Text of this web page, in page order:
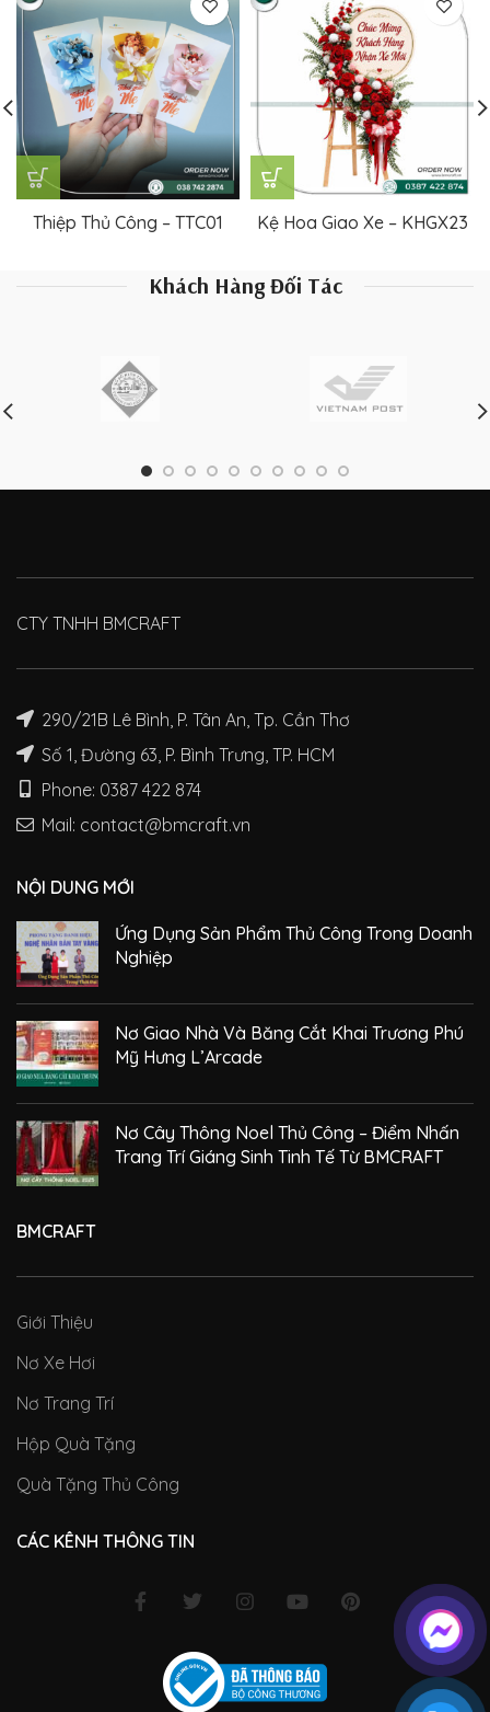
Thiệp Thủ Công – TTC01 Kệ Hoa Giao Xe – KHGX23
Khách Hàng Đối Tác
CTY TNHH BMCRAFT
290/21B Lê Bình, P. Tân An, Tp. Cần Thơ
Số 1, Đường 63, P. Bình Trưng, TP. HCM
Phone: 0387 422 874
Mail: contact@bmcraft.vn
NỘI DUNG MỚI
Ứng Dụng Sản Phẩm Thủ Công Trong Doanh
Nghiệp
Nơ Giao Nhà Và Băng Cắt Khai Trương Phú
Mỹ Hưng L’Arcade
Nơ Cây Thông Noel Thủ Công – Điểm Nhấn
Trang Trí Giáng Sinh Tinh Tế Từ BMCRAFT
BMCRAFT
Giới Thiệu
Nơ Xe Hơi
Nơ Trang Trí
Hộp Quà Tặng
Quà Tặng Thủ Công
CÁC KÊNH THÔNG TIN